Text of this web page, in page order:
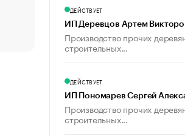
Что обвинения против Павла
пользователей
ДЕЙСТВУЕТ
ИП Деревцов Артем
Производство прочих
строительных...
ДЕЙСТВУЕТ
ИП Пономарев Сергей
Производство прочих
строительных...